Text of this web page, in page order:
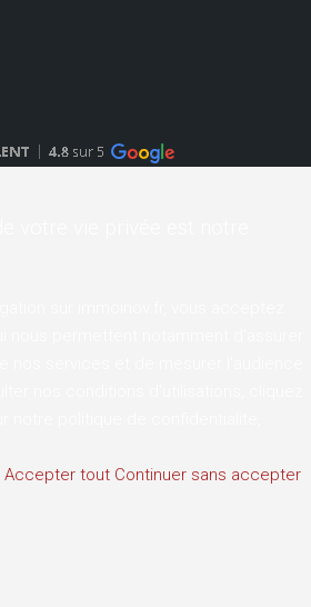
Accepter tout Continuer sans accepter